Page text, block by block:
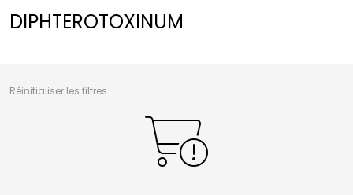
DIPHTEROTOXINUM
Réinitialiser les filtres